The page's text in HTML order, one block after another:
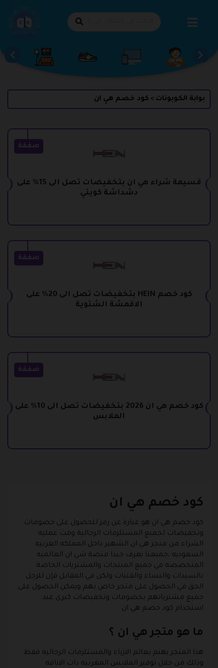
بوابة الكوبونات > كود خصم هي ان
صفقة
قسيمة شراء هي ان بتخفيضات تصل الى 15% على
دشداشة كويتي
صفقة
كود خصم HEIN بتخفيضات تصل الى 20% على
الاقمشة الشتوية
صفقة
كود خصم هي ان 2026 بتخفيضات تصل الى 10% على
الملابس
كود خصم هي ان
كود خصم هي ان هو عبارة عن رمز للحصول على خصومات
وتخفيضات لجميع المستلزمات الرجالية وقت عمليه
الشراء من متجر هي ان الشهير داخل المملكه العربيه
السعوديه ،جميعنا يعرف جيدا منصة شي ان العالميه
المتخصصه في جميع المنتجات والمشتريات الخاصة
بالسيدات والنساء والفتيات ولكن في المقابل فإن للرجل
الحق في الحصول على متجر خاص بهم ويمكن الحصول على
جميع مشترياتهم بخصومات وتخفيضات كبرى عند
استخدام كود خصم هي ان .
ما هو متجر هي ان ؟
هذا المتجر يهتم بعالم الازياء والمستلزمات الرجاليه فقط
وذلك من خلال توفير الملابس المغربيه ذات الاناقه